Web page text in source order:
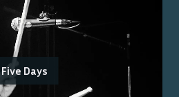
Five Days